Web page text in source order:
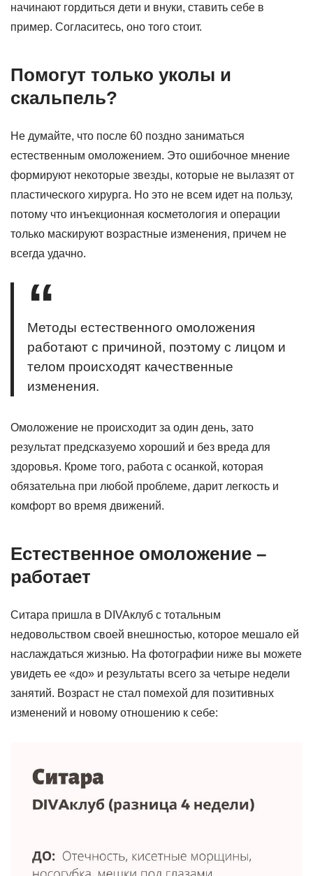
начинают гордиться дети и внуки, ставить себе в
пример. Согласитесь, оно того стоит.
Помогут только уколы и
скальпель?
Не думайте, что после 60 поздно заниматься
естественным омоложением. Это ошибочное мнение
формируют некоторые звезды, которые не вылазят от
пластического хирурга. Но это не всем идет на пользу,
потому что инъекционная косметология и операции
только маскируют возрастные изменения, причем не
всегда удачно.
Методы естественного омоложения
работают с причиной, поэтому с лицом и
телом происходят качественные
изменения.
Омоложение не происходит за один день, зато
результат предсказуемо хороший и без вреда для
здоровья. Кроме того, работа с осанкой, которая
обязательна при любой проблеме, дарит легкость и
комфорт во время движений.
Естественное омоложение –
работает
Ситара пришла в DIVAклуб с тотальным
недовольством своей внешностью, которое мешало ей
наслаждаться жизнью. На фотографии ниже вы можете
увидеть ее «до» и результаты всего за четыре недели
занятий. Возраст не стал помехой для позитивных
изменений и новому отношению к себе: